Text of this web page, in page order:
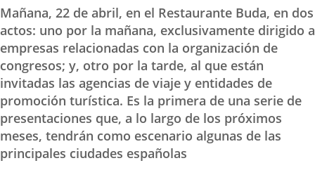
Mañana, 22 de abril, en el Restaurante Buda, en dos
actos: uno por la mañana, exclusivamente dirigido a
empresas relacionadas con la organización de
congresos; y, otro por la tarde, al que están
invitadas las agencias de viaje y entidades de
promoción turística. Es la primera de una serie de
presentaciones que, a lo largo de los próximos
meses, tendrán como escenario algunas de las
principales ciudades españolas